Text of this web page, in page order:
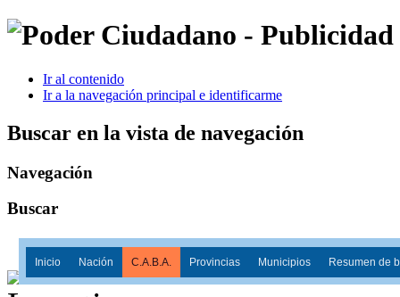
Ir al contenido
Ir a la navegación principal e identificarme
Buscar en la vista de navegación
Navegación
Buscar
Inicio Nación C.A.B.A. Provincias Municipios Resumen de